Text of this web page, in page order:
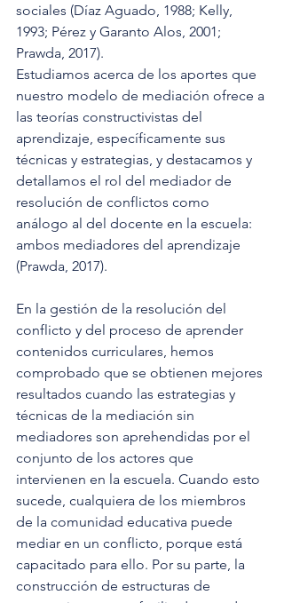
sociales (Díaz Aguado, 1988; Kelly,
1993; Pérez y Garanto Alos, 2001;
Prawda, 2017).
Estudiamos acerca de los aportes que
nuestro modelo de mediación ofrece a
las teorías constructivistas del
aprendizaje, específicamente sus
técnicas y estrategias, y destacamos y
detallamos el rol del mediador de
resolución de conflictos como
análogo al del docente en la escuela:
ambos mediadores del aprendizaje
(Prawda, 2017).
En la gestión de la resolución del
conflicto y del proceso de aprender
contenidos curriculares, hemos
comprobado que se obtienen mejores
resultados cuando las estrategias y
técnicas de la mediación sin
mediadores son aprehendidas por el
conjunto de los actores que
intervienen en la escuela. Cuando esto
sucede, cualquiera de los miembros
de la comunidad educativa puede
mediar en un conflicto, porque está
capacitado para ello. Por su parte, la
construcción de estructuras de